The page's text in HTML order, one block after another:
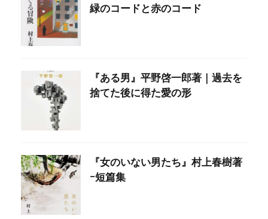
緑のコードと赤のコード
『ある男』平野啓一郎著｜過去を
捨てた後に得た愛の形
『女のいない男たち』村上春樹著
ｰ短篇集